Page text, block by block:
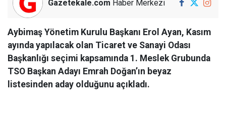
Gazetekale.com Haber Merkezi
Aybimaş Yönetim Kurulu Başkanı Erol Ayan, Kasım
ayında yapılacak olan Ticaret ve Sanayi Odası
Başkanlığı seçimi kapsamında 1. Meslek Grubunda
TSO Başkan Adayı Emrah Doğan’ın beyaz
listesinden aday olduğunu açıkladı.